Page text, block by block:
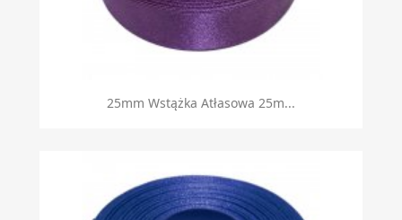
25mm Wstążka Atłasowa 25m...